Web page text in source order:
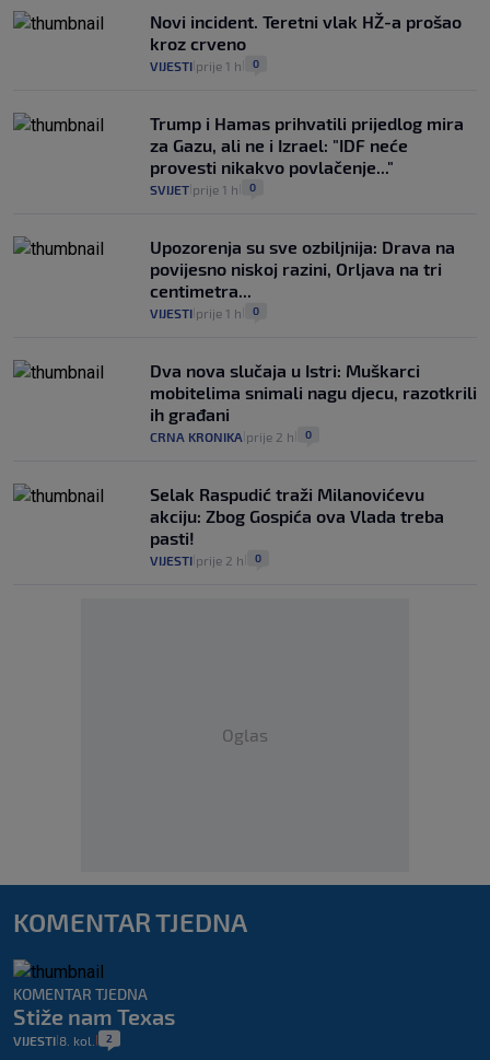
Novi incident. Teretni vlak HŽ-a prošao
kroz crveno
VIJESTI prije 1 h 0
Trump i Hamas prihvatili prijedlog mira
za Gazu, ali ne i Izrael: "IDF neće
provesti nikakvo povlačenje..."
SVIJET prije 1 h 0
Upozorenja su sve ozbiljnija: Drava na
povijesno niskoj razini, Orljava na tri
centimetra...
VIJESTI prije 1 h 0
Dva nova slučaja u Istri: Muškarci
mobitelima snimali nagu djecu, razotkrili
ih građani
CRNA KRONIKA prije 2 h 0
Selak Raspudić traži Milanovićevu
akciju: Zbog Gospića ova Vlada treba
pasti!
VIJESTI prije 2 h 0
Oglas
KOMENTAR TJEDNA
KOMENTAR TJEDNA
Stiže nam Texas
VIJESTI 8. kol. 2